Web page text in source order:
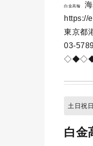
白金高輪
https://
東京都
03-
土日祝
白金